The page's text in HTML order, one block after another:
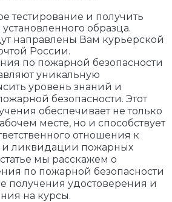
тестирование и получить
образца.
направлены Вам курьерской
России.
по пожарной безопасности
уникальную
уровень знаний и
безопасности. Этот
обеспечивает не только
месте, но и способствует
отношения к
ликвидации пожарных
мы расскажем о
по пожарной безопасности
получения удостоверения и
на курсы.